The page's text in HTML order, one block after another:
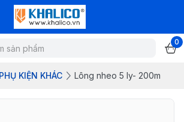
0
KIỆN KHÁC Lông nheo 5 ly- 200m